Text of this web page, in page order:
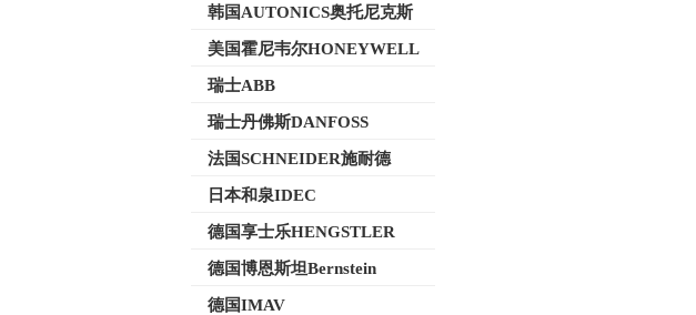
韩国AUTONICS奥托尼克斯
美国霍尼韦尔HONEYWELL
瑞士ABB
瑞士丹佛斯DANFOSS
法国SCHNEIDER施耐德
日本和泉IDEC
德国享士乐HENGSTLER
德国博恩斯坦Bernstein
德国IMAV